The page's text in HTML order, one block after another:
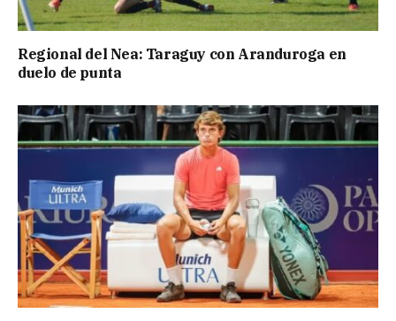
Regional del Nea: Taraguy con Aranduroga en
duelo de punta